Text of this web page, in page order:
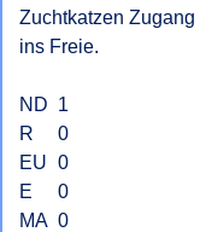
Zuchtkatzen Zugang
ins Freie.
ND 	1
R 	0
EU 	0
E 	0
MA 	0